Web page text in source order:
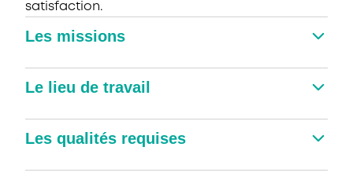
satisfaction.
Les missions
Le lieu de travail
Les qualités requises